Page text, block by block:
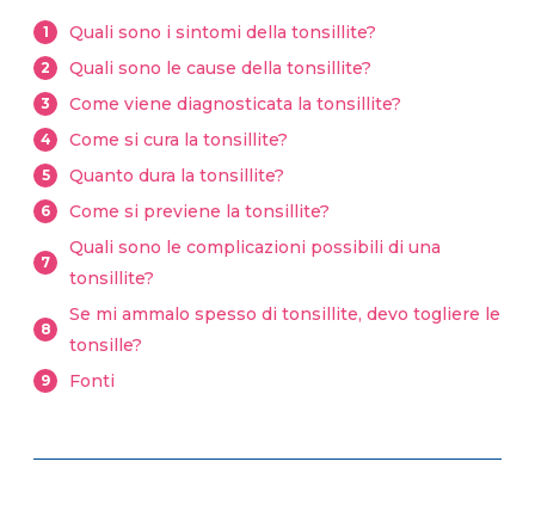
1 Quali sono i sintomi della tonsillite?
2 Quali sono le cause della tonsillite?
3 Come viene diagnosticata la tonsillite?
4 Come si cura la tonsillite?
5 Quanto dura la tonsillite?
6 Come si previene la tonsillite?
7
Quali sono le complicazioni possibili di una
tonsillite?
8
Se mi ammalo spesso di tonsillite, devo togliere le
tonsille?
9 Fonti